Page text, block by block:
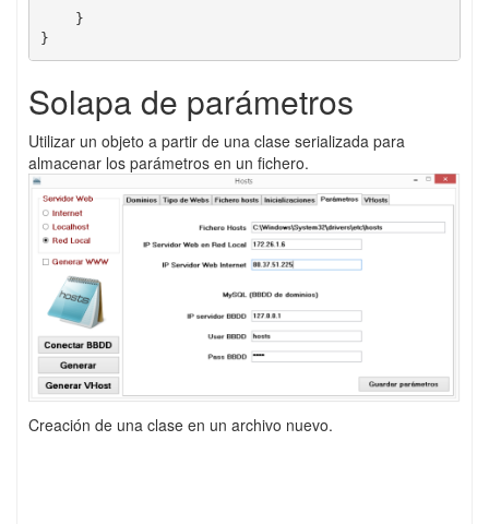
    }
}
Solapa de parámetros
Utilizar un objeto a partir de una clase serializada para
almacenar los parámetros en un fichero.
Creación de una clase en un archivo nuevo.